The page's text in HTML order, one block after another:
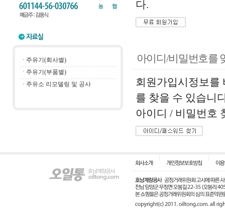
· 주유기(회사별)
· 주유기(부품별)
· 주유소 리모델링 및 공사
다.
아이디/비밀번호를
회원가입시정보를
를 찾을 수 있습니
아이디 / 비밀번호